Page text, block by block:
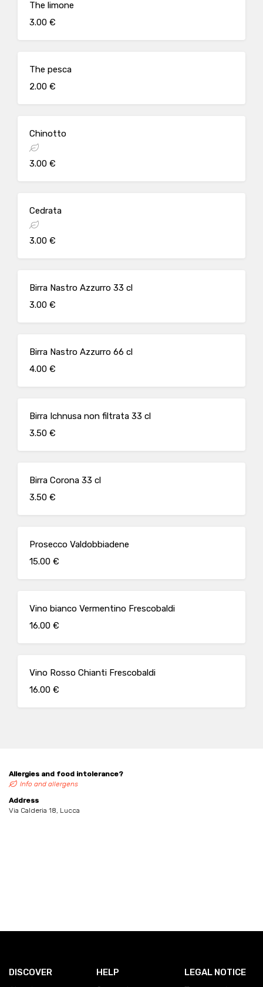
The limone
3.00 €
The pesca
2.00 €
Chinotto
3.00 €
Cedrata
3.00 €
Birra Nastro Azzurro 33 cl
3.00 €
Birra Nastro Azzurro 66 cl
4.00 €
Birra Ichnusa non filtrata 33 cl
3.50 €
Birra Corona 33 cl
3.50 €
Prosecco Valdobbiadene
15.00 €
Vino bianco Vermentino Frescobaldi
16.00 €
Vino Rosso Chianti Frescobaldi
16.00 €
Allergies and food intolerance?
Info and allergens
Address
Via Calderia 18, Lucca
DISCOVER HELP LEGAL NOTICE